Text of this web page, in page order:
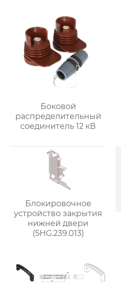
Боковой
распределительный
соединитель 12 кВ
Блокировочное
устройство закрытия
нижней двери
(5HG.239.013)